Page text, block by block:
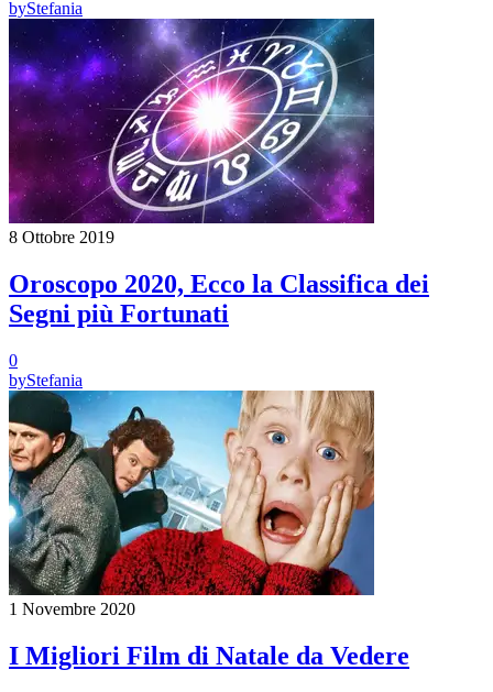
byStefania
8 Ottobre 2019
Oroscopo 2020, Ecco la Classifica dei
Segni più Fortunati
0
byStefania
1 Novembre 2020
I Migliori Film di Natale da Vedere